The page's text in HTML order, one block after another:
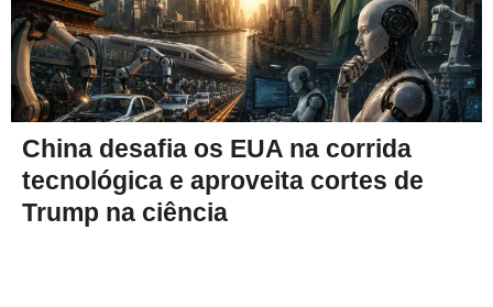
China desafia os EUA na corrida
tecnológica e aproveita cortes de
Trump na ciência